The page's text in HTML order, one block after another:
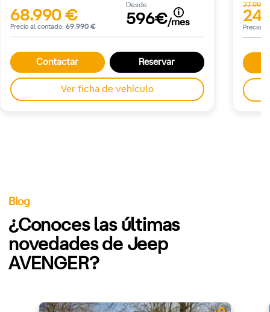
68.990 €
Precio al contado: 69.990 €
Desde
596€/mes
Contactar Reservar
Ver ficha de vehículo
27.990
Precio
Blog
¿Conoces las últimas
novedades de Jeep
AVENGER?